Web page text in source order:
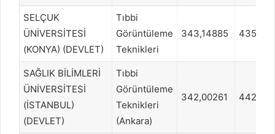
SELÇUK
ÜNİVERSİTESİ
(KONYA) (DEVLET)
Tıbbi
Görüntüleme
Teknikleri
343,14885 435452
SAĞLIK BİLİMLERİ
ÜNİVERSİTESİ
(İSTANBUL)
(DEVLET)
Tıbbi
Görüntüleme
Teknikleri
(Ankara)
342,00261 442987